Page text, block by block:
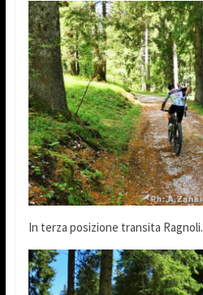
In terza posizione transita Ragnoli.